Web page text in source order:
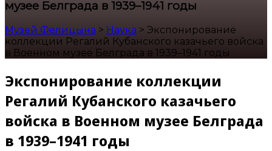
музее Белграда в 1939–1941 годы
Музей Фелицына > Наука > Экспонирование
коллекции Регалий Кубанского казачьего войска
в Военном музее Белграда в 1939–1941 годы
Экспонирование коллекции
Регалий Кубанского казачьего
войска в Военном музее Белграда
в 1939–1941 годы